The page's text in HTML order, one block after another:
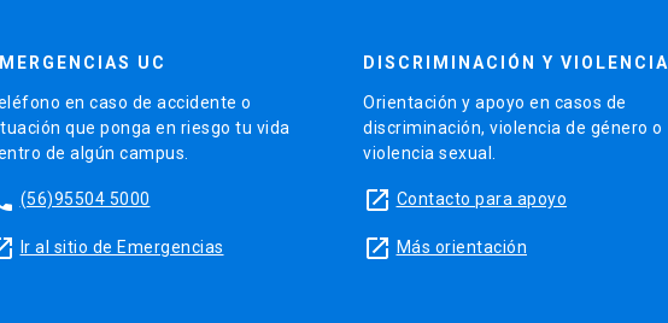
UC
en caso de accidente o
que ponga en riesgo tu vida
de algún campus.
(56)95504 5000
Ir al sitio de Emergencias
DISCRIMINACIÓN Y VIOLENCIA
Orientación y apoyo en casos de
discriminación, violencia de género o
violencia sexual.
launch Contacto para apoyo
launch Más orientación